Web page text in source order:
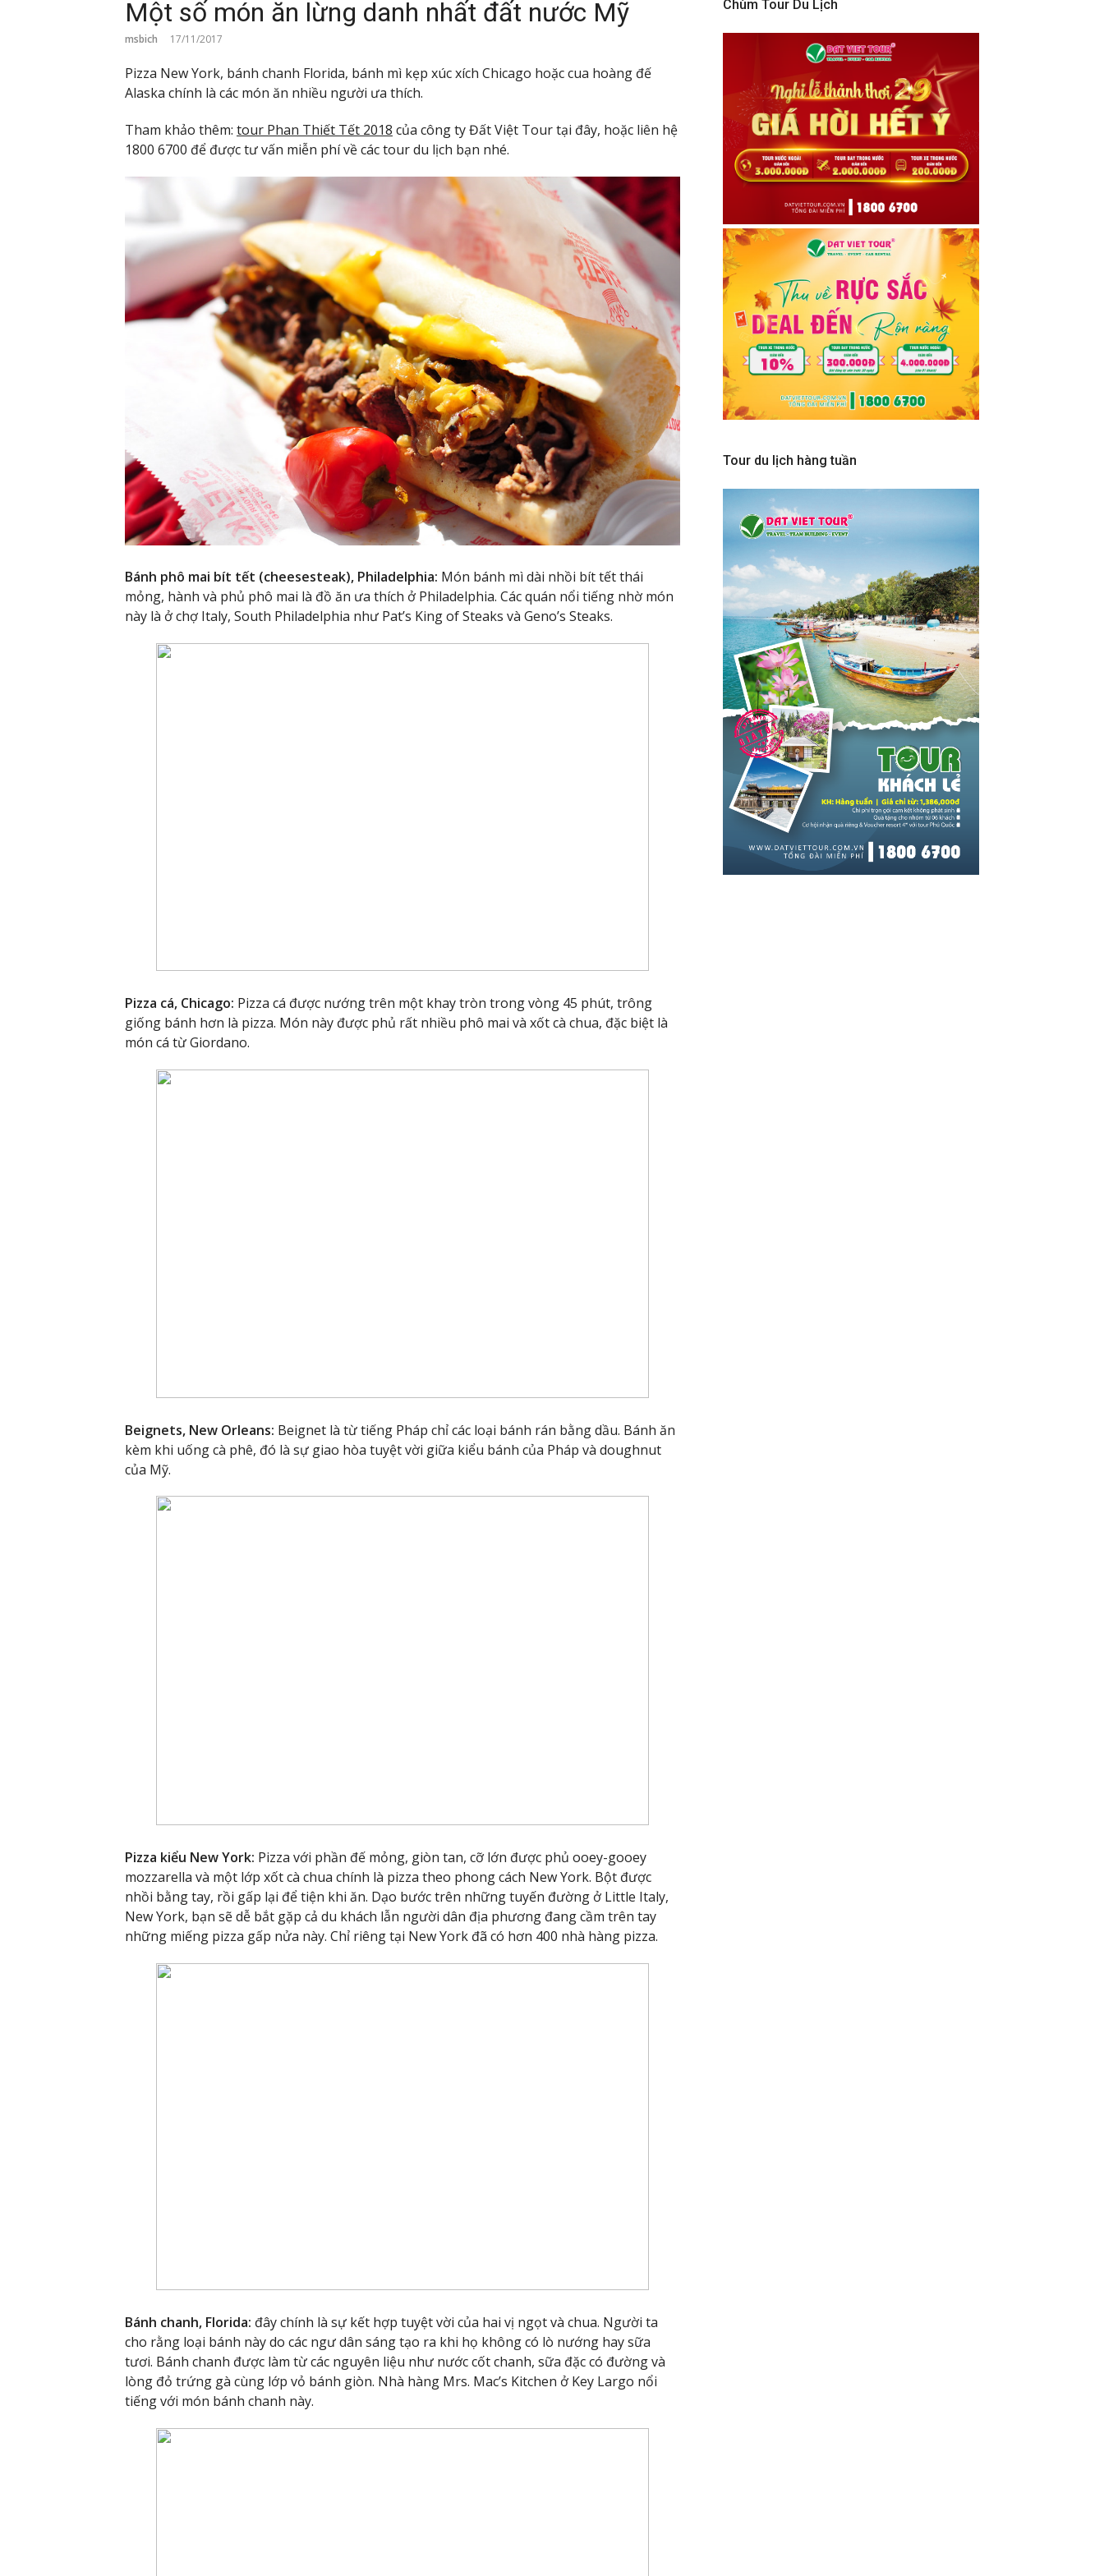
Một số món ăn lừng danh nhất đất nước Mỹ
msbich 17/11/2017
Pizza New York, bánh chanh Florida, bánh mì kẹp xúc xích Chicago hoặc cua hoàng đế
Alaska chính là các món ăn nhiều người ưa thích.
Tham khảo thêm: tour Phan Thiết Tết 2018 của công ty Đất Việt Tour tại đây, hoặc liên hệ
1800 6700 để được tư vấn miễn phí về các tour du lịch bạn nhé.
Bánh phô mai bít tết (cheesesteak), Philadelphia: Món bánh mì dài nhồi bít tết thái
mỏng, hành và phủ phô mai là đồ ăn ưa thích ở Philadelphia. Các quán nổi tiếng nhờ món
này là ở chợ Italy, South Philadelphia như Pat’s King of Steaks và Geno’s Steaks.
Pizza cá, Chicago: Pizza cá được nướng trên một khay tròn trong vòng 45 phút, trông
giống bánh hơn là pizza. Món này được phủ rất nhiều phô mai và xốt cà chua, đặc biệt là
món cá từ Giordano.
Beignets, New Orleans: Beignet là từ tiếng Pháp chỉ các loại bánh rán bằng dầu. Bánh ăn
kèm khi uống cà phê, đó là sự giao hòa tuyệt vời giữa kiểu bánh của Pháp và doughnut
của Mỹ.
Pizza kiểu New York: Pizza với phần đế mỏng, giòn tan, cỡ lớn được phủ ooey-gooey
mozzarella và một lớp xốt cà chua chính là pizza theo phong cách New York. Bột được
nhồi bằng tay, rồi gấp lại để tiện khi ăn. Dạo bước trên những tuyến đường ở Little Italy,
New York, bạn sẽ dễ bắt gặp cả du khách lẫn người dân địa phương đang cầm trên tay
những miếng pizza gấp nửa này. Chỉ riêng tại New York đã có hơn 400 nhà hàng pizza.
Bánh chanh, Florida: đây chính là sự kết hợp tuyệt vời của hai vị ngọt và chua. Người ta
cho rằng loại bánh này do các ngư dân sáng tạo ra khi họ không có lò nướng hay sữa
tươi. Bánh chanh được làm từ các nguyên liệu như nước cốt chanh, sữa đặc có đường và
lòng đỏ trứng gà cùng lớp vỏ bánh giòn. Nhà hàng Mrs. Mac’s Kitchen ở Key Largo nổi
tiếng với món bánh chanh này.
Chùm Tour Du Lịch
Tour du lịch hàng tuần